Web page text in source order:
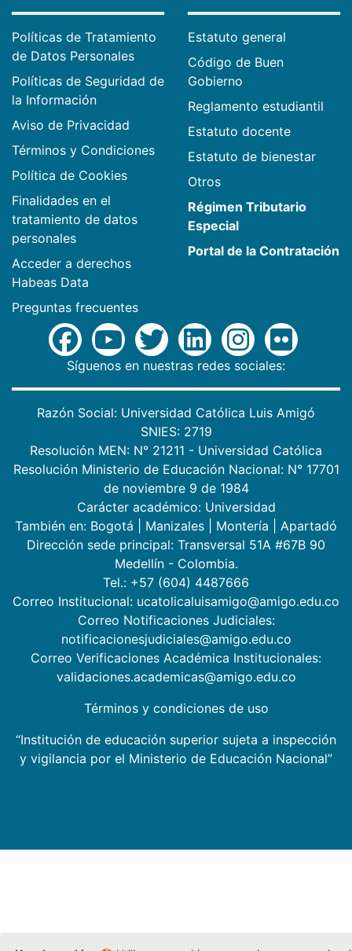
Políticas de Tratamiento
de Datos Personales
Políticas de Seguridad de
la Información
Aviso de Privacidad
Términos y Condiciones
Política de Cookies
Finalidades en el
tratamiento de datos
personales
Acceder a derechos
Habeas Data
Preguntas frecuentes
Estatuto general
Código de Buen
Gobierno
Reglamento estudiantil
Estatuto docente
Estatuto de bienestar
Otros
Régimen Tributario
Especial
Portal de la Contratación
Síguenos en nuestras redes sociales:
Razón Social: Universidad Católica Luis Amigó
SNIES: 2719
Resolución MEN: N° 21211 - Universidad Católica
Resolución Ministerio de Educación Nacional: N° 17701
de noviembre 9 de 1984
Carácter académico: Universidad
También en: Bogotá Manizales Montería
Apartadó
Dirección sede principal: Transversal 51A #67B 90
Medellín - Colombia.
Tel.: +57 (604) 4487666
Correo Institucional: ucatolicaluisamigo@amigo.edu.co
Correo Notificaciones Judiciales:
notificacionesjudiciales@amigo.edu.co
Correo Verificaciones Académica Institucionales:
validaciones.academicas@amigo.edu.co
Términos y condiciones de uso
“Institución de educación superior sujeta a inspección
y vigilancia por el Ministerio de Educación Nacional”